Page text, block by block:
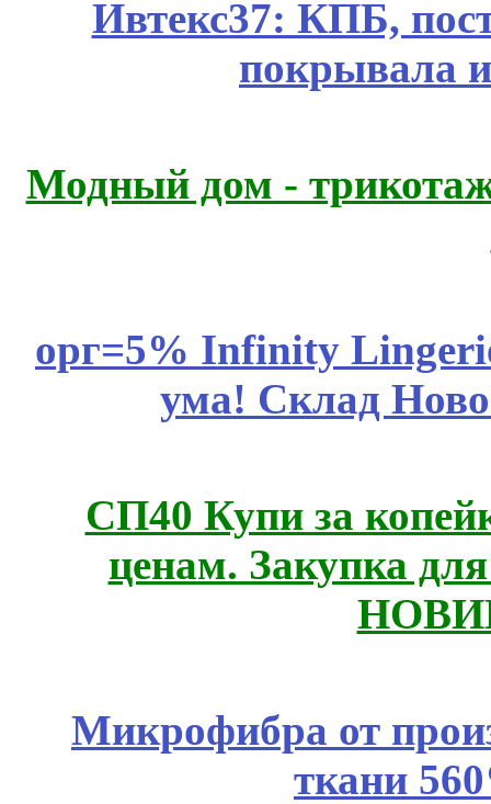
Ивтекс37: КПБ,
покрывала
Модный дом -
орг=5% Infinity
ума! Склад
СП40 Купи за
ценам. Закупка
Микрофибра от
ткани